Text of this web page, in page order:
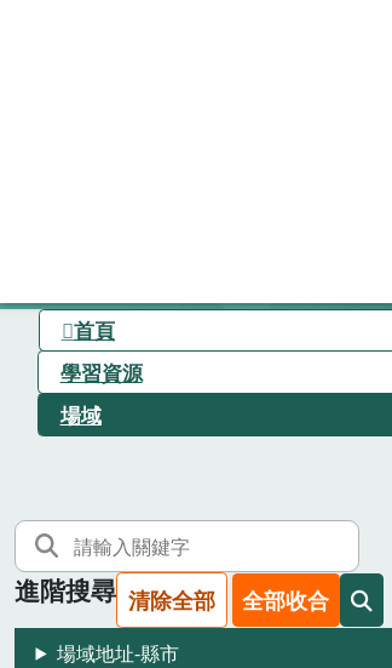
首頁
學習資源
場域
進階搜尋 清除全部 全部收合
場域地址-縣市